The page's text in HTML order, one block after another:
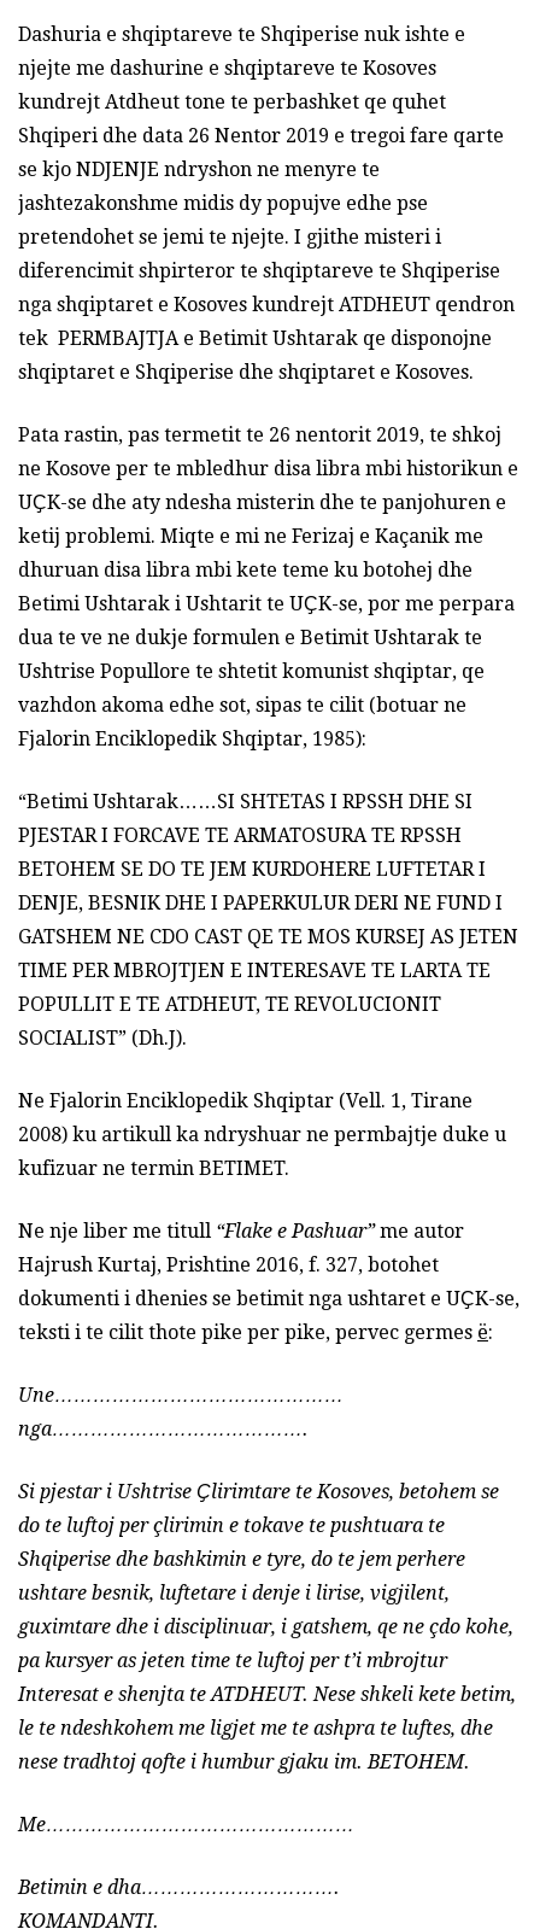
Dashuria e shqiptareve te Shqiperise nuk ishte e
njejte me dashurine e shqiptareve te Kosoves
kundrejt Atdheut tone te perbashket qe quhet
Shqiperi dhe data 26 Nentor 2019 e tregoi fare qarte
se kjo NDJENJE ndryshon ne menyre te
jashtezakonshme midis dy popujve edhe pse
pretendohet se jemi te njejte. I gjithe misteri i
diferencimit shpirteror te shqiptareve te Shqiperise
nga shqiptaret e Kosoves kundrejt ATDHEUT qendron
tek PERMBAJTJA e Betimit Ushtarak qe disponojne
shqiptaret e Shqiperise dhe shqiptaret e Kosoves.
Pata rastin, pas termetit te 26 nentorit 2019, te shkoj
ne Kosove per te mbledhur disa libra mbi historikun e
UҪK-se dhe aty ndesha misterin dhe te panjohuren e
ketij problemi. Miqte e mi ne Ferizaj e Kaçanik me
dhuruan disa libra mbi kete teme ku botohej dhe
Betimi Ushtarak i Ushtarit te UҪK-se, por me perpara
dua te ve ne dukje formulen e Betimit Ushtarak te
Ushtrise Popullore te shtetit komunist shqiptar, qe
vazhdon akoma edhe sot, sipas te cilit (botuar ne
Fjalorin Enciklopedik Shqiptar, 1985):
“Betimi Ushtarak……SI SHTETAS I RPSSH DHE SI
PJESTAR I FORCAVE TE ARMATOSURA TE RPSSH
BETOHEM SE DO TE JEM KURDOHERE LUFTETAR I
DENJE, BESNIK DHE I PAPERKULUR DERI NE FUND I
GATSHEM NE CDO CAST QE TE MOS KURSEJ AS JETEN
TIME PER MBROJTJEN E INTERESAVE TE LARTA TE
POPULLIT E TE ATDHEUT, TE REVOLUCIONIT
SOCIALIST” (Dh.J).
Ne Fjalorin Enciklopedik Shqiptar (Vell. 1, Tirane
2008) ku artikull ka ndryshuar ne permbajtje duke u
kufizuar ne termin BETIMET.
Ne nje liber me titull “Flake e Pashuar”me autor
Hajrush Kurtaj, Prishtine 2016, f. 327, botohet
dokumenti i dhenies se betimit nga ushtaret e UҪK-se,
teksti i te cilit thote pike per pike, pervec germes ë:
Une………………………………………
nga………………………………….
Si pjestar i Ushtrise Ҫlirimtare te Kosoves, betohem se
do te luftoj per çlirimin e tokave te pushtuara te
Shqiperise dhe bashkimin e tyre, do te jem perhere
ushtare besnik, luftetare i denje i lirise, vigjilent,
guximtare dhe i disciplinuar, i gatshem, qe ne çdo kohe,
pa kursyer as jeten time te luftoj per t’i mbrojtur
Interesat e shenjta te ATDHEUT. Nese shkeli kete betim,
le te ndeshkohem me ligjet me te ashpra te luftes, dhe
nese tradhtoj qofte i humbur gjaku im. BETOHEM.
Me…………………………………………
Betimin e dha………………………….
KOMANDANTI.